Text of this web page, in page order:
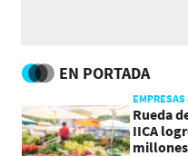
EN PORTADA
Rueda
IICA